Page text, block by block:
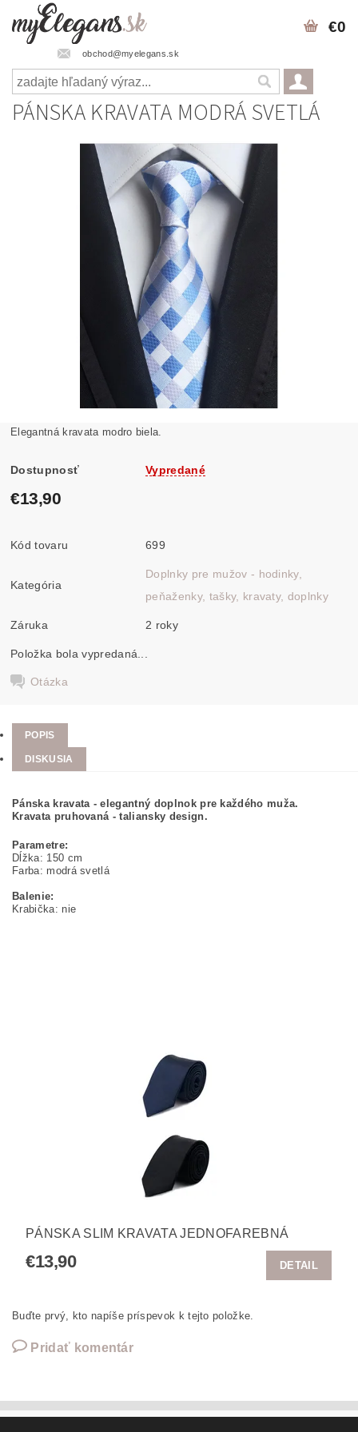
obchod@myelegans.sk
€0
PÁNSKA KRAVATA MODRÁ SVETLÁ
Elegantná kravata modro biela.
Dostupnosť Vypredané
€13,90
Kód tovaru 699
Kategória
Doplnky pre mužov - hodinky,
peňaženky, tašky, kravaty, doplnky
Záruka 2 roky
Položka bola vypredaná...
Otázka
POPIS
DISKUSIA
Pánska kravata - elegantný doplnok pre každého muža.
Kravata pruhovaná - taliansky design.
Parametre:
Dĺžka: 150 cm
Farba: modrá svetlá
Balenie:
Krabička: nie
PÁNSKA SLIM KRAVATA JEDNOFAREBNÁ
€13,90 DETAIL
Buďte prvý, kto napíše príspevok k tejto položke.
Pridať komentár